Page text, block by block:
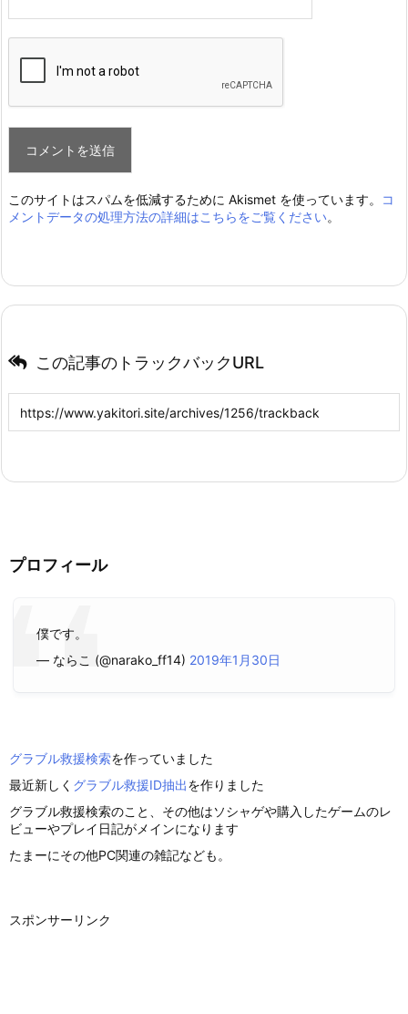
このサイトはスパムを低減するために Akismet を使っています。
コ
メントデータの処理方法の詳細はこちらをご覧ください。
この記事のトラックバックURL
プロフィール
僕です。
— ならこ (@narako_ff14) 2019年1月30日
グラブル救援検索を作っていました
最近新しく グラブル救援ID抽出を作りました
グラブル救援検索のこと、その他はソシャゲや購入したゲームのレ
ビューやプレイ日記がメインになります
たまーにその他PC関連の雑記なども。
スポンサーリンク